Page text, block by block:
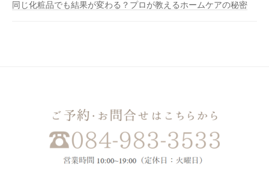
同じ化粧品でも結果が変わる？プロが教えるホームケアの秘密